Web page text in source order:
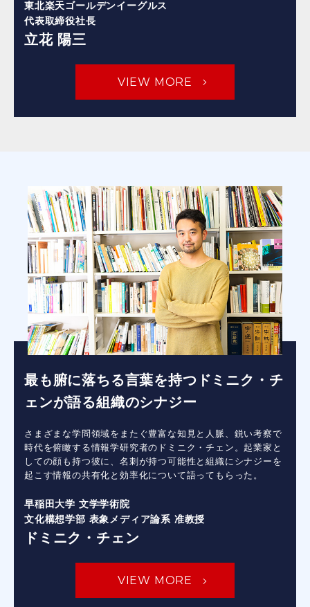
東北楽天ゴールデンイーグルス
代表取締役社長
立花 陽三
VIEW MORE
最も腑に落ちる言葉を持つドミニク・チ
ェンが語る組織のシナジー
さまざまな学問領域をまたぐ豊富な知見と人脈、鋭い考察で
時代を俯瞰する情報学研究者のドミニク・チェン。起業家と
しての顔も持つ彼に、名刺が持つ可能性と組織にシナジーを
起こす情報の共有化と効率化について語ってもらった。
早稲田大学 文学学術院
文化構想学部 表象メディア論系 准教授
ドミニク・チェン
VIEW MORE